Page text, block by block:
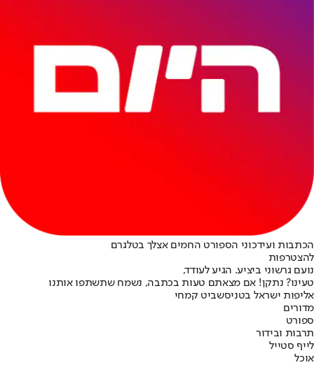
הכתבות ועידכוני הספורט החמים אצלך בטלגרם
להצטרפות
נועם גרשוני ביציע. הגיע לעודד,
טעינו? נתקן! אם מצאתם טעות בכתבה, נשמח שתשתפו אותנו
אליפות ישראל בטניסשביט קמחי
מדורים
ספורט
תרבות ובידור
לייף סטייל
אוכל